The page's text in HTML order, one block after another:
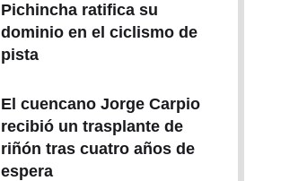
Pichincha ratifica su
dominio en el ciclismo de
pista
El cuencano Jorge Carpio
recibió un trasplante de
riñón tras cuatro años de
espera